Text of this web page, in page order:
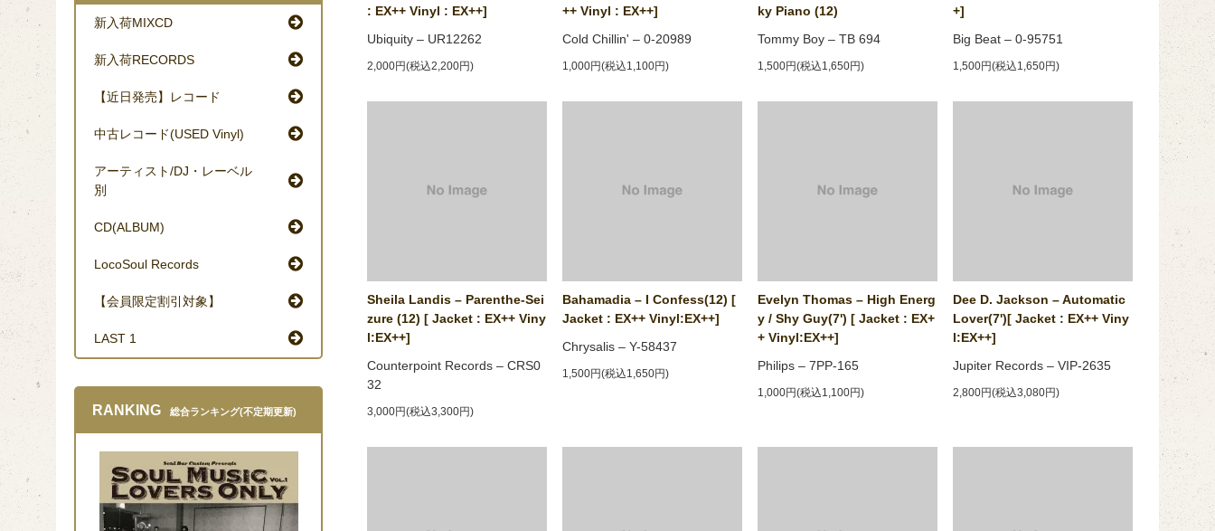
: EX++ Vinyl : EX++]
Ubiquity ‎– UR12262
2,000円(税込2,200円)
++ Vinyl : EX++]
Cold Chillin' ‎– 0-20989
1,000円(税込1,100円)
ky Piano (12)
Tommy Boy ‎– TB 694
1,500円(税込1,650円)
+]
Big Beat ‎– 0-95751
1,500円(税込1,650円)
Sheila Landis ‎– Parenthe-Sei
zure (12) [ Jacket : EX++ Viny
l:EX++]
Counterpoint Records ‎– CRS0
32
3,000円(税込3,300円)
Bahamadia ‎– I Confess(12) [
Jacket : EX++ Vinyl:EX++]
Chrysalis ‎– Y-58437
1,500円(税込1,650円)
Evelyn Thomas – High Energ
y / Shy Guy(7') [ Jacket : EX+
+ Vinyl:EX++]
Philips – 7PP-165
1,000円(税込1,100円)
Dee D. Jackson ‎– Automatic
Lover(7')[ Jacket : EX++ Viny
l:EX++]
Jupiter Records ‎– VIP-2635
2,800円(税込3,080円)
新入荷MIXCD
新入荷RECORDS
【近日発売】レコード
中古レコード(USED Vinyl)
アーティスト/DJ・レーベル
別
CD(ALBUM)
LocoSoul Records
【会員限定割引対象】
LAST 1
RANKING 総合ランキング(不定期更新)